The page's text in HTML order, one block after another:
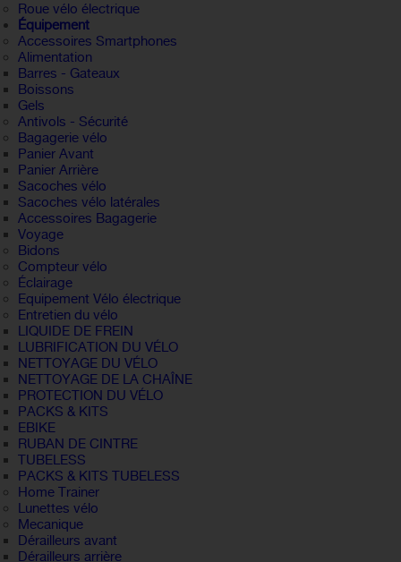
Roue vélo électrique
Équipement
Accessoires Smartphones
Alimentation
Barres - Gateaux
Boissons
Gels
Antivols - Sécurité
Bagagerie vélo
Panier Avant
Panier Arrière
Sacoches vélo
Sacoches vélo latérales
Accessoires Bagagerie
Voyage
Bidons
Compteur vélo
Éclairage
Equipement Vélo électrique
Entretien du vélo
LIQUIDE DE FREIN
LUBRIFICATION DU VÉLO
NETTOYAGE DU VÉLO
NETTOYAGE DE LA CHAÎNE
PROTECTION DU VÉLO
PACKS & KITS
EBIKE
RUBAN DE CINTRE
TUBELESS
PACKS & KITS TUBELESS
Home Trainer
Lunettes vélo
Mecanique
Dérailleurs avant
Dérailleurs arrière